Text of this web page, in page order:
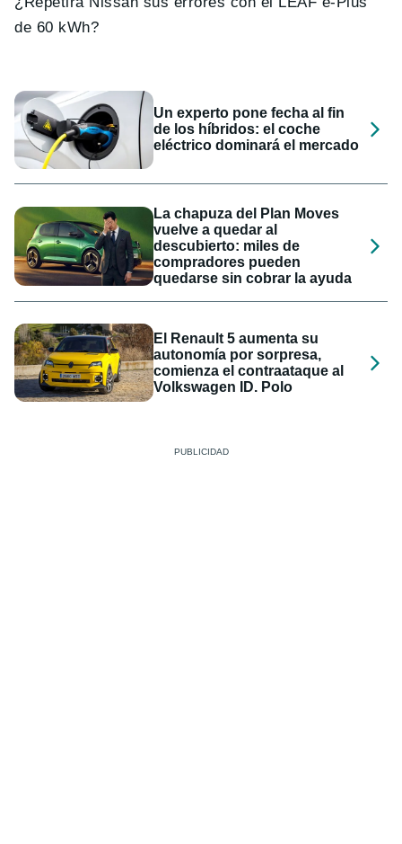
de 60 kWh?
Un experto pone fecha al fin
de los híbridos: el coche
eléctrico dominará el mercado
La chapuza del Plan Moves
vuelve a quedar al
descubierto: miles de
compradores pueden
quedarse sin cobrar la ayuda
El Renault 5 aumenta su
autonomía por sorpresa,
comienza el contraataque al
Volkswagen ID. Polo